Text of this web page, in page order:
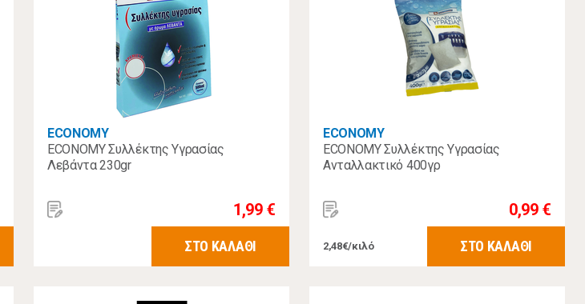
ECONOMY
ECONOMY Συλλέκτης Υγρασίας
Λεβάντα 230gr
1,99 €
ΣΤΟ ΚΑΛΑΘΙ
ECONOMY
ECONOMY Συλλέκτης Υγρασίας
Ανταλλακτικό 400γρ
0,99 €
2,48€/κιλό ΣΤΟ ΚΑΛΑΘΙ